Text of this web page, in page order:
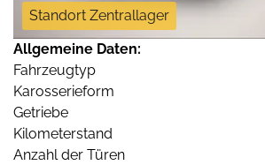
Standort Zentrallager
Allgemeine Daten:
Fahrzeugtyp
Karosserieform
Getriebe
Kilometerstand
Anzahl der Türen